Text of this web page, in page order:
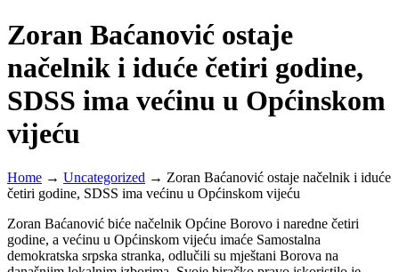
Zoran Baćanović ostaje
načelnik i iduće četiri godine,
SDSS ima većinu u Općinskom
vijeću
Home → Uncategorized → Zoran Baćanović ostaje načelnik i iduće
četiri godine, SDSS ima većinu u Općinskom vijeću
Zoran Baćanović biće načelnik Općine Borovo i naredne četiri
godine, a većinu u Općinskom vijeću imaće Samostalna
demokratska srpska stranka, odlučili su mještani Borova na